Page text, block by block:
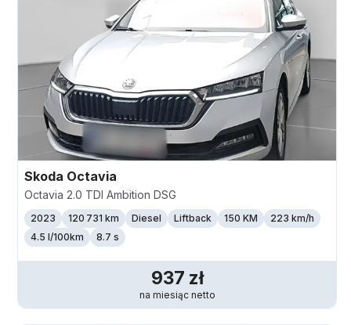
Skoda Octavia
Octavia 2.0 TDI Ambition DSG
2023 120 731 km Diesel Liftback 150 KM 223 km/h
4.5 l/100km
8.7 s
937 zł
na miesiąc netto